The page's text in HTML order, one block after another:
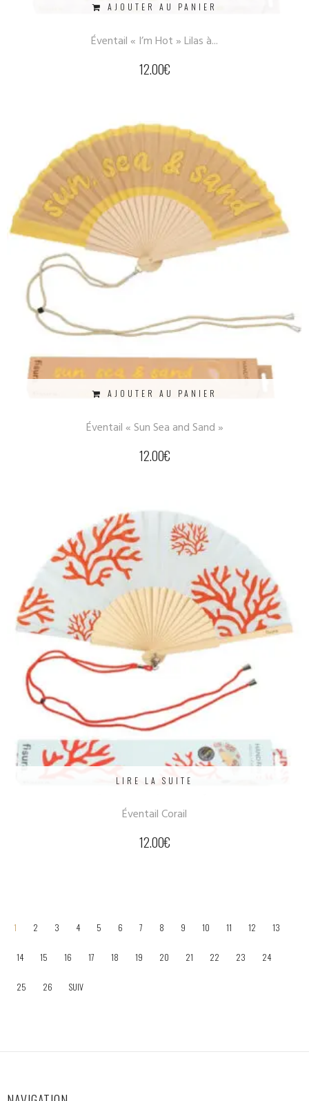
AJOUTER AU PANIER
Éventail « I’m Hot » Lilas à...
12.00€
AJOUTER AU PANIER
Éventail « Sun Sea and Sand »
12.00€
LIRE LA SUITE
Éventail Corail
12.00€
1 2 3 4 5 6 7 8 9 10 11 12 13
14 15 16 17 18 19 20 21 22 23 24
25 26 SUIV